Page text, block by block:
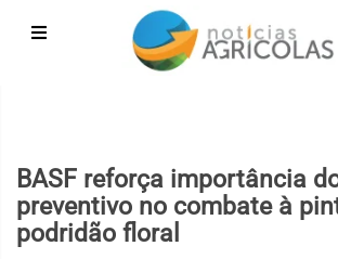
BASF reforça importância
preventivo no combate à
podridão floral